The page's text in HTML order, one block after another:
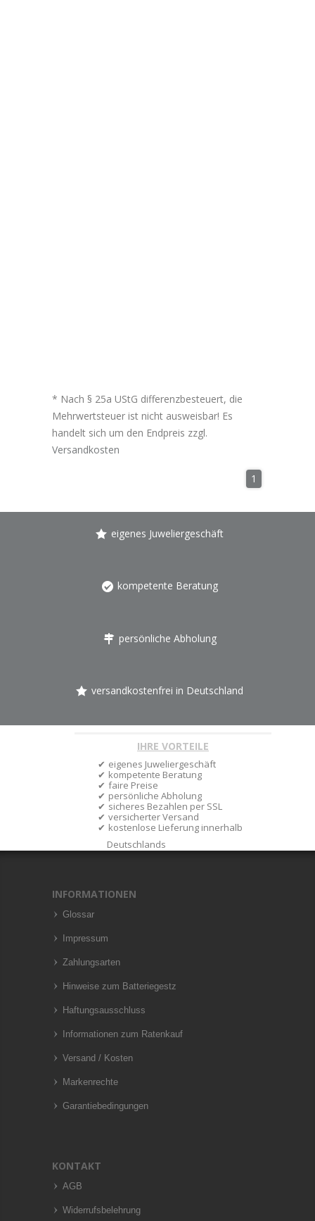
* Nach § 25a UStG differenzbesteuert, die
Mehrwertsteuer ist nicht ausweisbar! Es
handelt sich um den Endpreis zzgl.
Versandkosten
1
eigenes Juweliergeschäft
kompetente Beratung
persönliche Abholung
versandkostenfrei in Deutschland
IHRE VORTEILE
eigenes Juweliergeschäft
kompetente Beratung
faire Preise
persönliche Abholung
sicheres Bezahlen per SSL
versicherter Versand
kostenlose Lieferung innerhalb
Deutschlands
INFORMATIONEN
Glossar
Impressum
Zahlungsarten
Hinweise zum Batteriegestz
Haftungsausschluss
Informationen zum Ratenkauf
Versand / Kosten
Markenrechte
Garantiebedingungen
KONTAKT
AGB
Widerrufsbelehrung